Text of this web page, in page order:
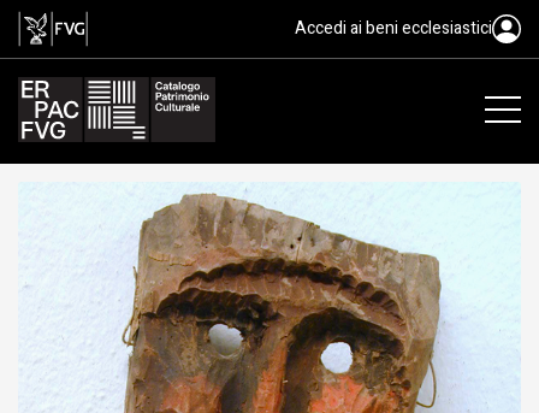
maschera, tomât, figuraAccedi ai beni ecclesiastici